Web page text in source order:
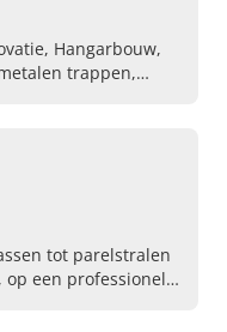
Hangarbouw,
trappen,
tot parelstralen
een professionele